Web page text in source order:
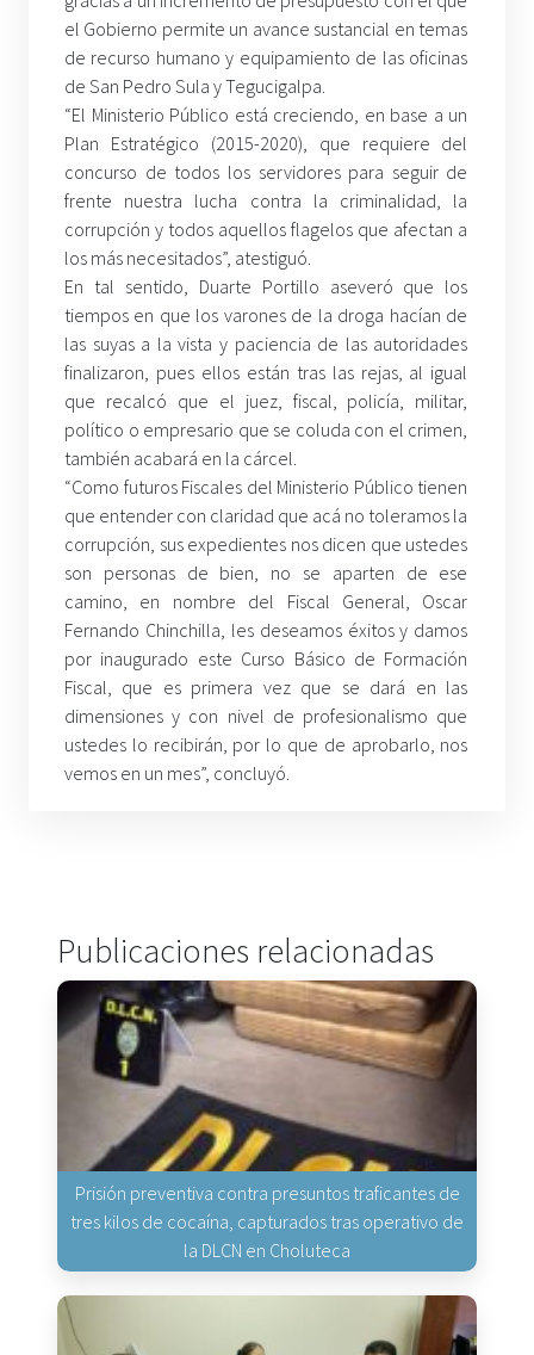
el Gobierno permite un avance sustancial en temas
de recurso humano y equipamiento de las oficinas
de San Pedro Sula y Tegucigalpa.
“El Ministerio Público está creciendo, en base a un
Plan Estratégico (2015-2020), que requiere del
concurso de todos los servidores para seguir de
frente nuestra lucha contra la criminalidad, la
corrupción y todos aquellos flagelos que afectan a
los más necesitados”, atestiguó.
En tal sentido, Duarte Portillo aseveró que los
tiempos en que los varones de la droga hacían de
las suyas a la vista y paciencia de las autoridades
finalizaron, pues ellos están tras las rejas, al igual
que recalcó que el juez, fiscal, policía, militar,
político o empresario que se coluda con el crimen,
también acabará en la cárcel.
“Como futuros Fiscales del Ministerio Público tienen
que entender con claridad que acá no toleramos la
corrupción, sus expedientes nos dicen que ustedes
son personas de bien, no se aparten de ese
camino, en nombre del Fiscal General, Oscar
Fernando Chinchilla, les deseamos éxitos y damos
por inaugurado este Curso Básico de Formación
Fiscal, que es primera vez que se dará en las
dimensiones y con nivel de profesionalismo que
ustedes lo recibirán, por lo que de aprobarlo, nos
vemos en un mes”, concluyó.
Publicaciones relacionadas
Prisión preventiva contra presuntos traficantes de
tres kilos de cocaína, capturados tras operativo de
la DLCN en Choluteca